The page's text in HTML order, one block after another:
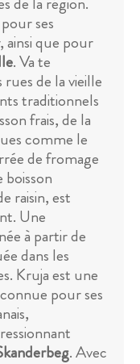
ses
ainsi que pour
. Va te
de la vieille
traditionnels
frais, de la
comme le
de fromage
boisson
raisin, est
Une
à partir de
dans les
Kruja est une
pour ses
. Avec